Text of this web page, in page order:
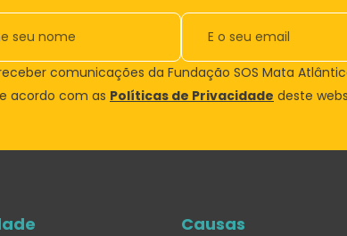
comunicações da Fundação SOS Mata
acordo com as Políticas de Privacidade deste
Causas